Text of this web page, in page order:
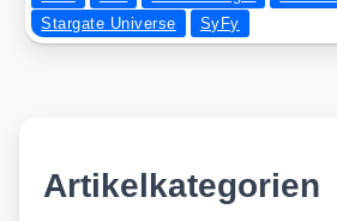
Stargate Universe
SyFy
Artikelkategorien